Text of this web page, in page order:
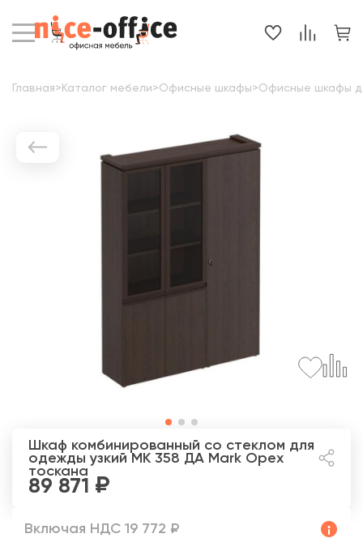
Главная> Каталог мебели>Офисные шкафы>Офисные шкафы
Шкаф комбинированный со стеклом для
одежды узкий МК 358 ДА Mark Орех
тоскана
89 871
Включая НДС 19 772 ₽